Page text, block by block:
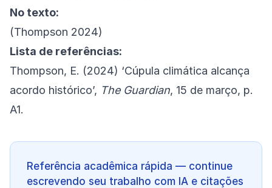
No texto:
(Thompson 2024)
Lista de referências:
Thompson, E. (2024) ‘Cúpula climática alcança
acordo histórico’, The Guardian, 15 de março, p.
A1.
Referência acadêmica rápida — continue
escrevendo seu trabalho com IA e citações